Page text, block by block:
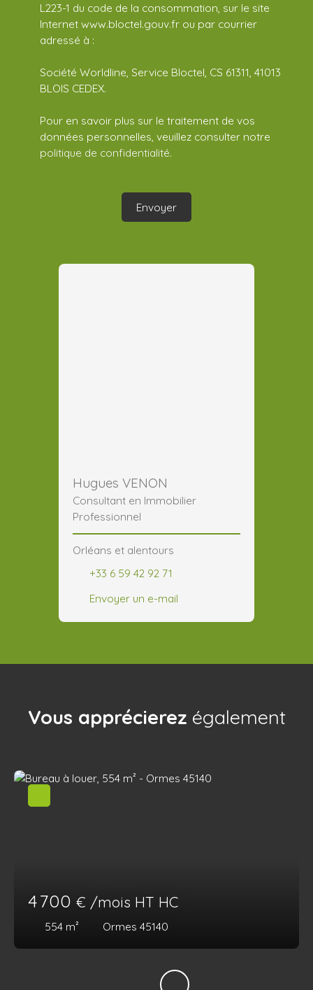
L223-1 du code de la consommation, sur le site
Internet www.bloctel.gouv.fr ou par courrier
adressé à :
Société Worldline, Service Bloctel, CS 61311, 41013
BLOIS CEDEX.
Pour en savoir plus sur le traitement de vos
données personnelles, veuillez consulter notre
politique de confidentialité.
Envoyer
Hugues VENON
Consultant en Immobilier
Professionnel
Orléans et alentours
+33 6 59 42 92 71
Envoyer un e-mail
Vous apprécierez également
4 700 € /mois HT HC
554 m² Ormes 45140